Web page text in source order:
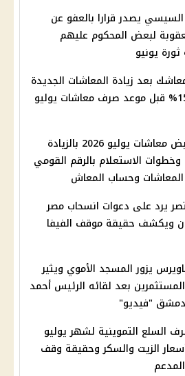
يصدر قرارا بالعفو عن
لبعض المحكوم عليهم
يونيو
بعد زيادة المعاشات الجديدة
بنسبة 15% قبل موعد صرف معاشات يوليو
موعد قبض معاشات يوليو 2026 بالزيادة
وخطوات الاستعلام بالرقم القومي
وحساب المعاش
يرد على دعوات انسحاب مصر
ويكشف حقيقة موقف الفيفا
يزور المسجد الأموي ويثير
بعد لقائه الرئيس أحمد
"فيديو"
السلع التموينية لشهر يوليو
وأسعار الزيت والسكر وحقيقة وقف